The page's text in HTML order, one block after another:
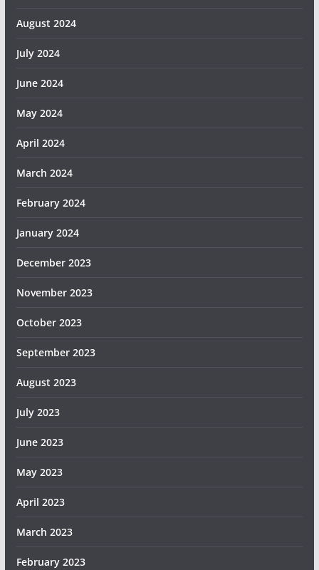
August 2024
July 2024
June 2024
May 2024
April 2024
March 2024
February 2024
January 2024
December 2023
November 2023
October 2023
September 2023
August 2023
July 2023
June 2023
May 2023
April 2023
March 2023
February 2023